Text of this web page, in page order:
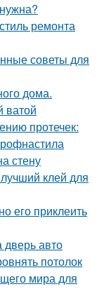
ремонта
советы для
дома.
ватой
протечек:
стену
клей для
его приклеить
дверь авто
потолок
мира для